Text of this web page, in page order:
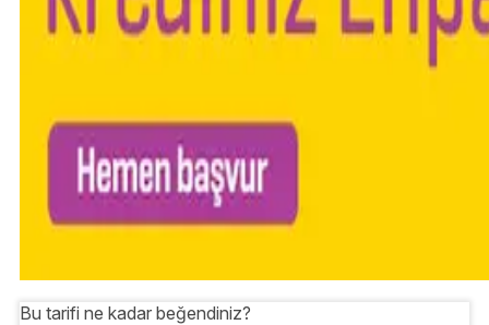
Bu tarifi ne kadar beğendiniz?